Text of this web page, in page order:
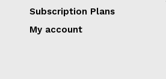
Subscription Plans
My account